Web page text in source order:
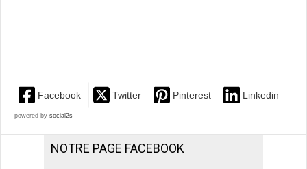
Facebook Twitter Pinterest Linkedin
powered by social2s
NOTRE PAGE FACEBOOK